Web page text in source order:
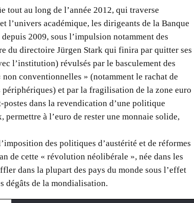
tout au long de l’année 2012, qui traverse
l’univers académique, les dirigeants de la Banque
2009, sous l’impulsion notamment des
du directoire Jürgen Stark qui finira par quitter ses
l’institution) révulsés par le basculement des
conventionnelles » (notamment le rachat de
et par la fragilisation de la zone euro
dans la revendication d’une politique
à l’euro de rester une monnaie solide,
des politiques d’austérité et de réformes
de cette « révolution néolibérale », née dans les
dans la plupart des pays du monde sous l’effet
dégâts de la mondialisation.